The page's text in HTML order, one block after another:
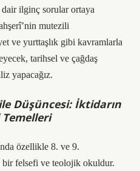
ilginç sorular ortaya
mutezili
ve yurttaşlık gibi kavramlarla
tarihsel ve çağdaş
yapacağız.
Düşüncesi: İktidarın
özellikle 8. ve 9.
bir felsefi ve teolojik okuldur.